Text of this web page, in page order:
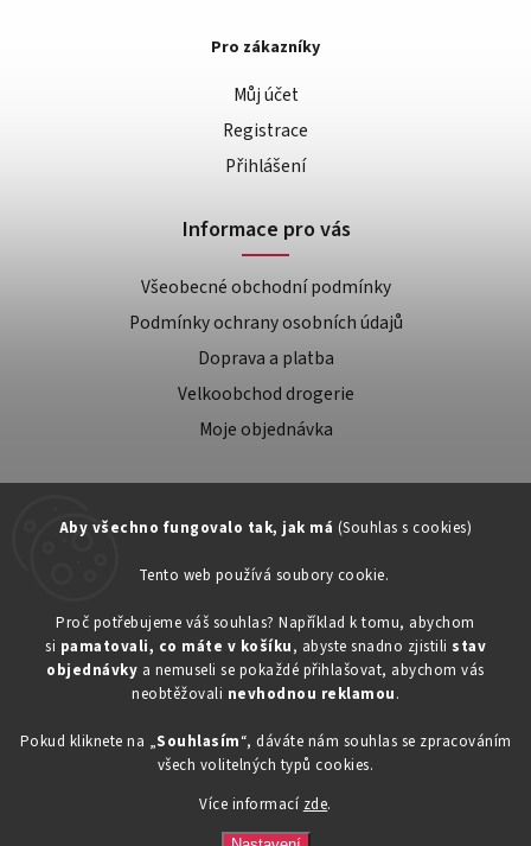
Aby všechno fungovalo tak, jak má (Souhlas s cookies)
Tento web používá soubory cookie.
Proč potřebujeme váš souhlas? Například k tomu, abychom
si pamatovali, co máte v košíku, abyste snadno zjistili stav
objednávky a nemuseli se pokaždé přihlašovat, abychom vás
neobtěžovali nevhodnou reklamou.
Pokud kliknete na „Souhlasím“, dáváte nám souhlas se zpracováním
všech volitelných typů cookies.
Více informací zde.
734603917
eshop@toner-rl.cz
Pro zákazníky
Můj účet
Registrace
Přihlášení
Informace pro vás
Všeobecné obchodní podmínky
Podmínky ochrany osobních údajů
Doprava a platba
Velkoobchod drogerie
Moje objednávka
Copyright 2026Drogerka24.cz. Všechna práva vyhrazena.
VytvořilShoptet| Design